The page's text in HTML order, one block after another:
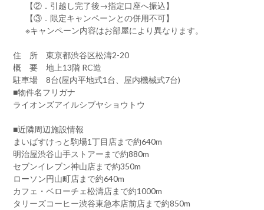
【②．引越し完了後→指定口座へ振込】
【③．限定キャンペーンとの併用不可】
※キャンペーン内容はお部屋により異なります。
住 所 東京都渋谷区松濤2-20
概 要 地上13階 RC造
駐車場 8台(屋内平地式1台、屋内機械式7台)
■物件名フリガナ
ライオンズアイルシブヤショウトウ
■近隣周辺施設情報
まいばすけっと駒場1丁目店まで約640m
明治屋渋谷山手ストアーまで約880m
セブンイレブン神山店まで約350m
ローソン円山町店まで約640m
カフェ・ベローチェ松濤店まで約1000m
タリーズコーヒー渋谷東急本店前店まで約850m